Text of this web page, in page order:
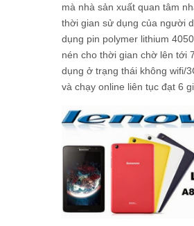
mà nhà sản xuất quan tâm
thời gian sử dụng của người
dụng pin polymer lithium
nén cho thời gian chờ lên tới
dụng ở trạng thái không wifi/
và chạy online liên tục đạt 6